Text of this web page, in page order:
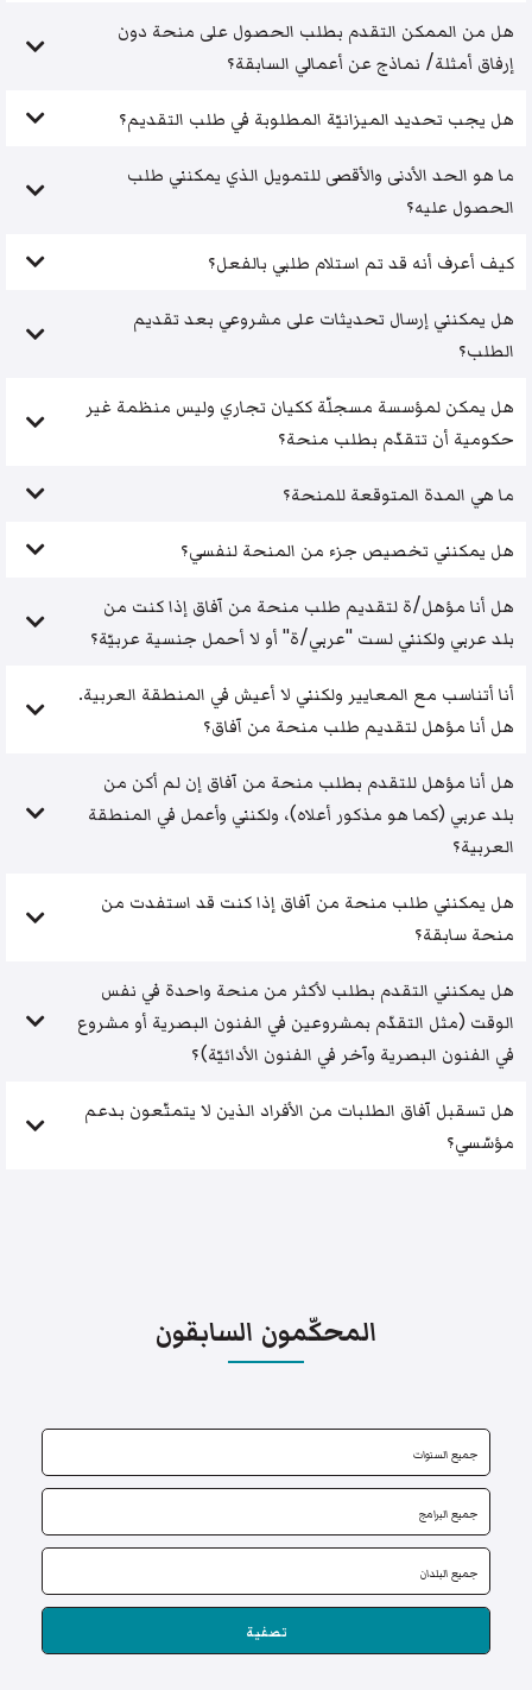
هل من الممكن التقدم بطلب الحصول على منحة دون
إرفاق أمثلة/ نماذج عن أعمالي السابقة؟
هل يجب تحديد الميزانيّة المطلوبة في طلب التقديم؟
ما هو الحد الأدنى والأقصى للتمويل الذي يمكنني طلب
الحصول عليه؟
كيف أعرف أنه قد تم استلام طلبي بالفعل؟
هل يمكنني إرسال تحديثات على مشروعي بعد تقديم
الطلب؟
هل يمكن لمؤسسة مسجلّة ككيان تجاري وليس منظمة غير
حكومية أن تتقدّم بطلب منحة؟
ما هي المدة المتوقعة للمنحة؟
هل يمكنني تخصيص جزء من المنحة لنفسي؟
هل أنا مؤهل/ة لتقديم طلب منحة من آفاق إذا كنت من
بلد عربي ولكنني لست "عربي/ة" أو لا أحمل جنسية عربيّة؟
أنا أتناسب مع المعايير ولكنني لا أعيش في المنطقة العربية.
هل أنا مؤهل لتقديم طلب منحة من آفاق؟
هل أنا مؤهل للتقدم بطلب منحة من آفاق إن لم أكن من
بلد عربي (كما هو مذكور أعلاه)، ولكنني وأعمل في المنطقة
العربية؟
هل يمكنني طلب منحة من آفاق إذا كنت قد استفدت من
منحة سابقة؟
هل يمكنني التقدم بطلب لأكثر من منحة واحدة في نفس
الوقت (مثل التقدّم بمشروعين في الفنون البصرية أو مشروع
في الفنون البصرية وآخر في الفنون الأدائيّة)؟
هل تسقبل آفاق الطلبات من الأفراد الذين لا يتمتّعون بدعم
مؤسّسي؟
المحكّمون السابقون
تصفية